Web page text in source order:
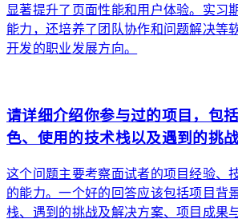
显著提升了页面性能和用户体验。实习
能力，还培养了团队协作和问题解决等
开发的职业发展方向。
请详细介绍你参与过的项目，包
色、使用的技术栈以及遇到的挑
这个问题主要考察面试者的项目经验、
的能力。一个好的回答应该包括项目背
栈、遇到的挑战及解决方案、项目成果